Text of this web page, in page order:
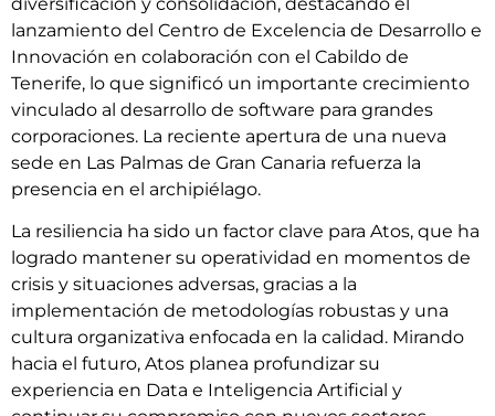
lanzamiento del Centro de Excelencia de Desarrollo e
Innovación en colaboración con el Cabildo de
Tenerife, lo que significó un importante crecimiento
vinculado al desarrollo de software para grandes
corporaciones. La reciente apertura de una nueva
sede en Las Palmas de Gran Canaria refuerza la
presencia en el archipiélago.
La resiliencia ha sido un factor clave para Atos, que ha
logrado mantener su operatividad en momentos de
crisis y situaciones adversas, gracias a la
implementación de metodologías robustas y una
cultura organizativa enfocada en la calidad. Mirando
hacia el futuro, Atos planea profundizar su
experiencia en Data e Inteligencia Artificial y